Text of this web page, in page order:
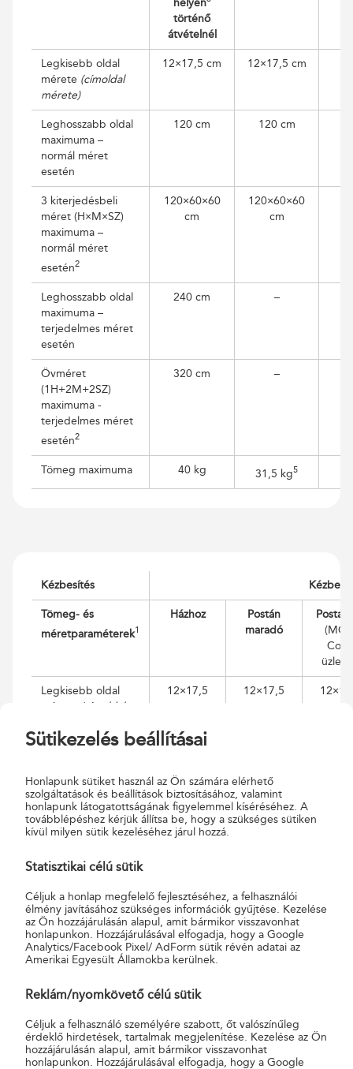
történő
átvételnél
Legkisebb oldal
mérete (címoldal
mérete)
12×17,5 cm 12×17,5 cm
Leghosszabb oldal
maximuma –
normál méret
esetén
120 cm 120 cm
3 kiterjedésbeli
méret (H×M×SZ)
maximuma –
normál méret
esetén2
120×60×60
cm
120×60×60
cm
Leghosszabb oldal
maximuma –
terjedelmes méret
esetén
240 cm –
Övméret
(1H+2M+2SZ)
maximuma -
terjedelmes méret
esetén2
320 cm –
Tömeg maximuma 40 kg 31,5 kg5
Kézbesítés
Tömeg- és
méretparaméterek1
Házhoz
Postán
maradó
Legkisebb oldal
mérete
(címoldal
12×17,5
12×17,5
normál méret
esetén
3 kiterjedésbeli
maximuma –
normál méret
esetén
120×60×60
120×60×60
Leghosszabb oldal
maximuma –
terjedelmes méret
240 cm 240 cm
Övméret
(1H+2M+2SZ)
maximuma -
terjedelmes méret
2
320 cm
Sütikezelés beállításai
Honlapunk sütiket használ az Ön számára elérhető
szolgáltatások és beállítások biztosításához, valamint
honlapunk látogatottságának figyelemmel kíséréséhez. A
továbblépéshez kérjük állítsa be, hogy a szükséges sütiken
kívül milyen sütik kezeléséhez járul hozzá.
Statisztikai célú sütik
Céljuk a honlap megfelelő fejlesztéséhez, a felhasználói
élmény javításához szükséges információk gyűjtése. Kezelése
az Ön hozzájárulásán alapul, amit bármikor visszavonhat
honlapunkon. Hozzájárulásával elfogadja, hogy a Google
Analytics/Facebook Pixel/ AdForm sütik révén adatai az
Amerikai Egyesült Államokba kerülnek.
Reklám/nyomkövető célú sütik
Céljuk a felhasználó személyére szabott, őt valószínűleg
érdeklő hirdetések, tartalmak megjelenítése. Kezelése az Ön
hozzájárulásán alapul, amit bármikor visszavonhat
honlapunkon. Hozzájárulásával elfogadja, hogy a Google